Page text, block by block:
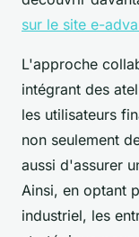
sur le site e-
L'approche
intégrant des
les utilisateurs
non seulement
aussi d'assurer
Ainsi, en optant
industriel, les